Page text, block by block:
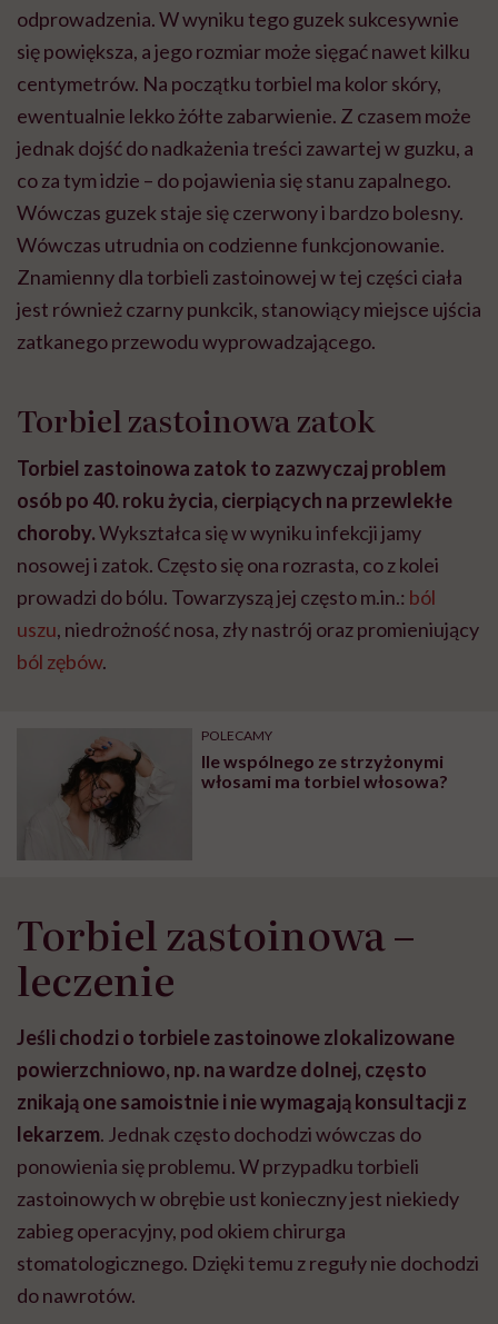
odprowadzenia. W wyniku tego guzek sukcesywnie
się powiększa, a jego rozmiar może sięgać nawet kilku
centymetrów. Na początku torbiel ma kolor skóry,
ewentualnie lekko żółte zabarwienie. Z czasem może
jednak dojść do nadkażenia treści zawartej w guzku, a
co za tym idzie – do pojawienia się stanu zapalnego.
Wówczas guzek staje się czerwony i bardzo bolesny.
Wówczas utrudnia on codzienne funkcjonowanie.
Znamienny dla torbieli zastoinowej w tej części ciała
jest również czarny punkcik, stanowiący miejsce ujścia
zatkanego przewodu wyprowadzającego.
Torbiel zastoinowa zatok
Torbiel zastoinowa zatok to zazwyczaj problem
osób po 40. roku życia, cierpiących na przewlekłe
choroby.Wykształca się w wyniku infekcji jamy
nosowej i zatok. Często się ona rozrasta, co z kolei
prowadzi do bólu. Towarzyszą jej często m.in.: ból
uszu, niedrożność nosa, zły nastrój oraz promieniujący
ból zębów.
POLECAMY
Ile wspólnego ze strzyżonymi
włosami ma torbiel włosowa?
Torbiel zastoinowa –
leczenie
Jeśli chodzi o torbiele zastoinowe zlokalizowane
powierzchniowo, np. na wardze dolnej, często
znikają one samoistnie i nie wymagają konsultacji z
lekarzem. Jednak często dochodzi wówczas do
ponowienia się problemu. W przypadku torbieli
zastoinowych w obrębie ust konieczny jest niekiedy
zabieg operacyjny, pod okiem chirurga
stomatologicznego. Dzięki temu z reguły nie dochodzi
do nawrotów.